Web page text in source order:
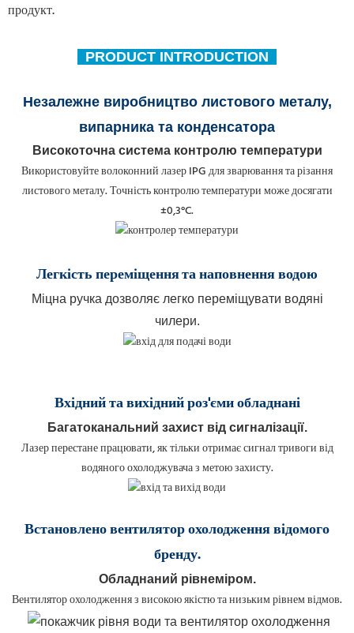
продукт.
PRODUCT INTRODUCTION
Незалежне виробництво листового металу,
випарника та конденсатора
Високоточна система контролю температури
Використовуйте волоконний лазер IPG для зварювання та різання
листового металу. Точність контролю температури може досягати
±0,3°C.
Легкість переміщеннята наповнення водою
Міцна ручка дозволяє легко переміщувати водяні
чилери.
Вхідний та вихідний роз'єми обладнані
Багатоканальний захист від сигналізації.
Лазер перестане працювати, як тільки отримає сигнал тривоги від
водяного охолоджувача з метою захисту.
Встановлено вентилятор охолодження відомого
бренду.
Обладнаний рівнеміром.
Вентилятор охолодження з високою якістю та низьким рівнем відмов.